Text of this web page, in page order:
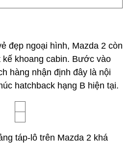
đẹp ngoại hình, Mazda 2 còn
khoang cabin. Bước vào
hàng nhận định đây là nội
hatchback hạng B hiện tại.
táp-lô trên Mazda 2 khá